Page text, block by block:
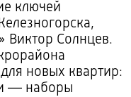
ключей
Виктор Солнцев.
новых квартир:
— наборы